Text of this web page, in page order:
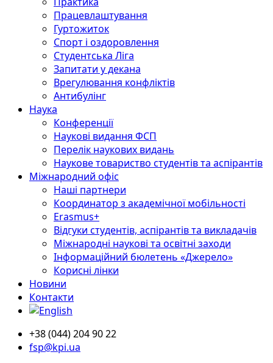
Працевлаштування
Гуртожиток
Спорт і оздоровлення
Студентська Ліга
Запитати у декана
Врегулювання конфліктів
Антибулінг
Наука
Конференції
Наукові видання ФСП
Перелік наукових видань
Наукове товариство студентів та аспірантів
Міжнародний офіс
Наші партнери
Координатор з академічної мобільності
Erasmus+
Відгуки студентів, аспірантів та викладачів
Міжнародні наукові та освітні заходи
Інформаційний бюлетень «Джерело»
Корисні лінки
Новини
Контакти
+38 (044) 204 90 22
fsp@kpi.ua